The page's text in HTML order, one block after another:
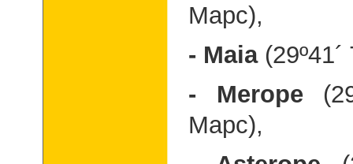
Марс),
- Maia
- Merope
Марс),